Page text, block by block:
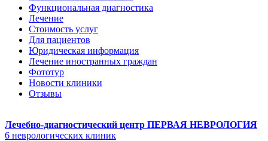
Функциональная диагностика
Лечение
Стоимость услуг
Для пациентов
Юридическая информация
Лечение иностранных граждан
Фототур
Новости клиники
Отзывы
Лечебно-диагностический центр ПЕРВАЯ НЕВРОЛОГИЯ
6 неврологических клиник